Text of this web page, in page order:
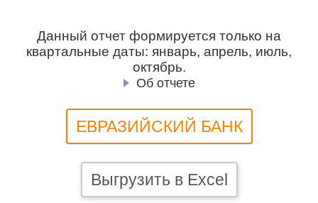
Данный отчет формируется только на
квартальные даты: январь, апрель, июль,
октябрь.
Об отчете
ЕВРАЗИЙСКИЙ БАНК
Выгрузить в Excel